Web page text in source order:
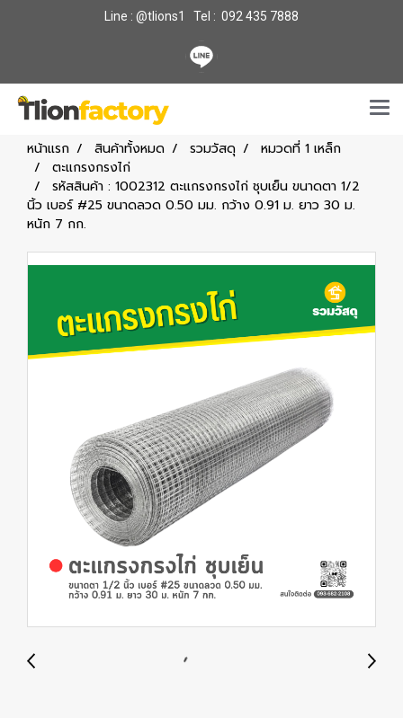
Line : @tlions1 Tel : 092 435 7888
หน้าแรก สินค้าทั้งหมด รวมวัสดุ
หมวดที่ 1 เหล็ก
ตะแกรงกรงไก่
รหัสสินค้า : 1002312 ตะแกรงกรงไก่ ชุบเย็น ขนาดตา 1/2
นิ้ว เบอร์ #25 ขนาดลวด 0.50 มม. กว้าง 0.91 ม. ยาว 30 ม.
หนัก 7 กก.